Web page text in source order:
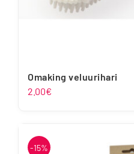
Omaking veluurihari
2.00€
-15%